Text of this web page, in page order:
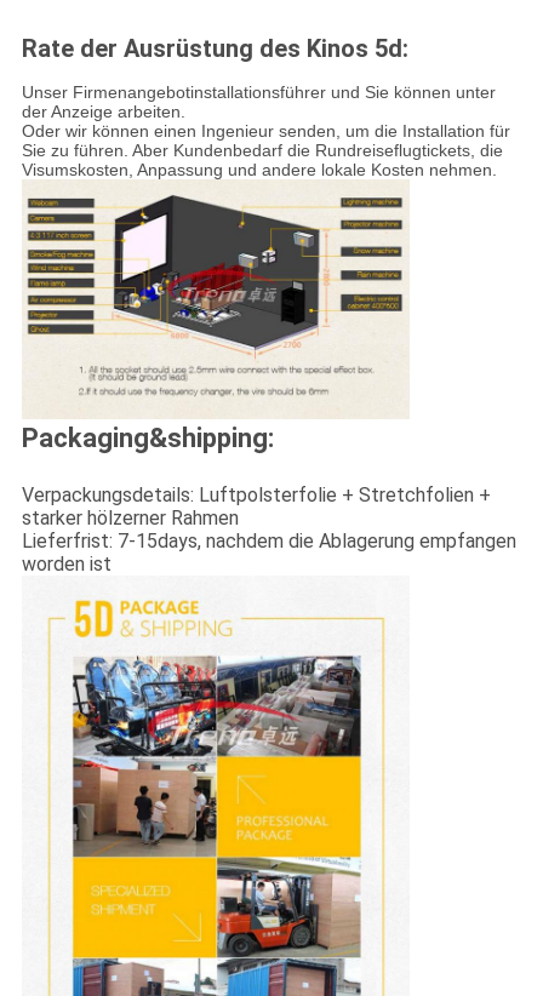
Rate der Ausrüstung des Kinos 5d:
Unser Firmenangebotinstallationsführer und Sie können unter
der Anzeige arbeiten.
Oder wir können einen Ingenieur senden, um die Installation für
Sie zu führen. Aber Kundenbedarf die Rundreiseflugtickets, die
Visumskosten, Anpassung und andere lokale Kosten nehmen.
Packaging&shipping:
Verpackungsdetails: Luftpolsterfolie + Stretchfolien +
starker hölzerner Rahmen
Lieferfrist: 7-15days, nachdem die Ablagerung empfangen
worden ist